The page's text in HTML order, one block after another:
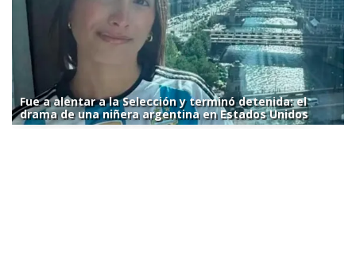
Fue a alentar a la Selección y terminó detenida: el
drama de una niñera argentina en Estados Unidos